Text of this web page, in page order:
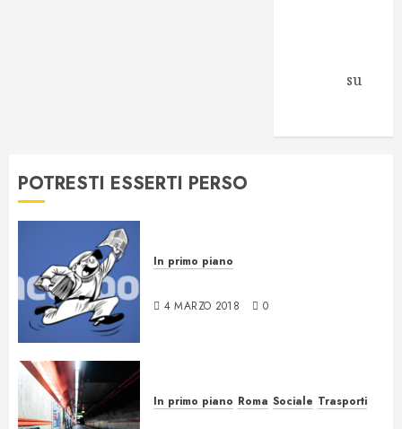
su
POTRESTI ESSERTI PERSO
In primo piano
4 MARZO 2018 0
In primo piano Roma Sociale Trasporti